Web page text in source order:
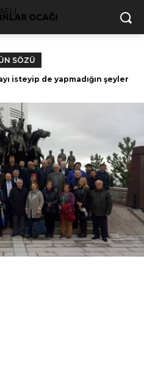
SÖZÜ
isteyip de yapmadığın şeyler
ruh, Allah’a teslim